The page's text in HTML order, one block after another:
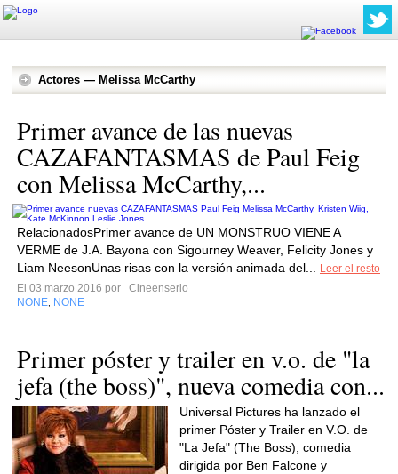
Actores — Melissa McCarthy
Primer avance de las nuevas
CAZAFANTASMAS de Paul Feig
con Melissa McCarthy,...
RelacionadosPrimer avance de UN MONSTRUO VIENE A
VERME de J.A. Bayona con Sigourney Weaver, Felicity Jones y
Liam NeesonUnas risas con la versión animada del...
Leer el resto
El 03 marzo 2016 por
Cineenserio
NONE NONE
Primer póster y trailer en v.o. de "la
jefa (the boss)", nueva comedia con...
Universal Pictures ha lanzado el
primer Póster y Trailer en V.O. de
"La Jefa" (The Boss), comedia
dirigida por Ben Falcone y